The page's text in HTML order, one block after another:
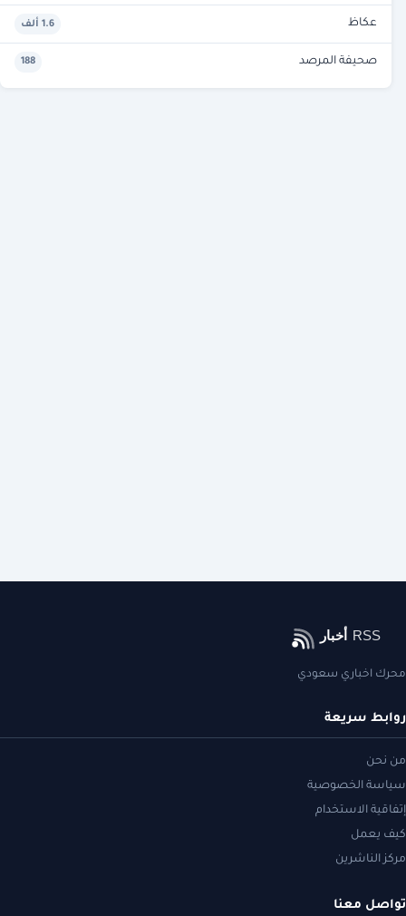
عكاظ 1.6 ألف
صحيفة المرصد 188
محرك اخباري سعودي
روابط سريعة
من نحن
سياسة الخصوصية
إتفاقية الاستخدام
كيف يعمل
مركز الناشرين
تواصل معنا